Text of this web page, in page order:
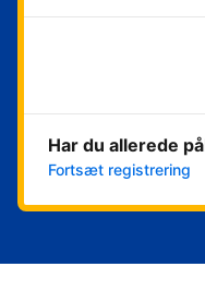
Kom i
Har du allerede
Fortsæt registrering